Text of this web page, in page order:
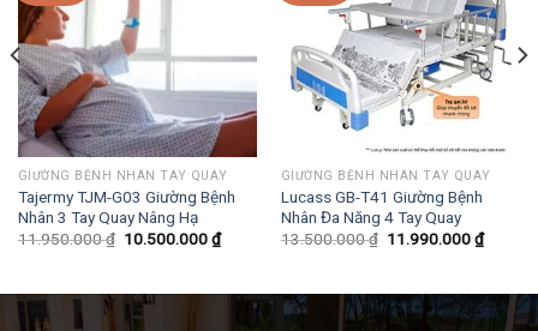
GIƯỜNG BỆNH NHÂN TAY QUAY
Tajermy TJM-G03 Giường Bệnh
Nhân 3 Tay Quay Nâng Hạ
11.950.000₫ Giá
10.500.000₫Giá
hiện
10.500.000 ₫.
GIƯỜNG BỆNH NHÂN TAY QUAY
Lucass GB-T41 Giường Bệnh
Nhân Đa Năng 4 Tay Quay
13.500.000₫ Giá
11.990.000₫Giá
hiện
₫.